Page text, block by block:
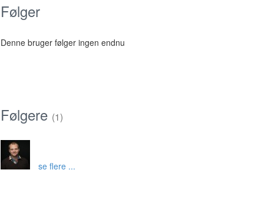
Følger
Denne bruger følger ingen endnu
Følgere (1)
se flere ...